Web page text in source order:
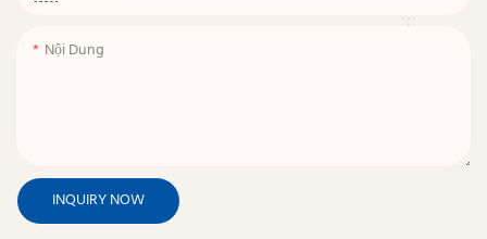
Nội Dung
INQUIRY NOW